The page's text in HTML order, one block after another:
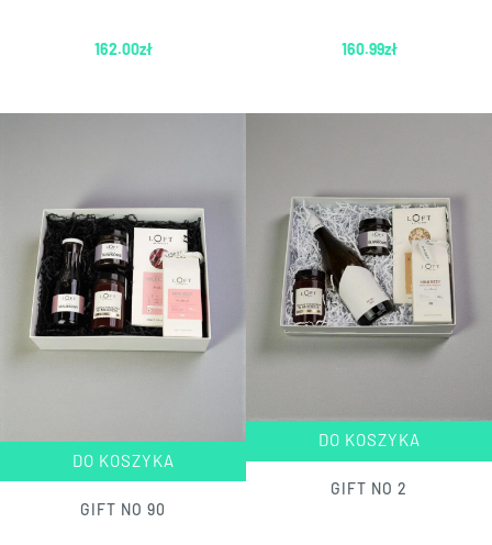
162.00zł 160.99zł
DO KOSZYKA
GIFT NO 90
DO KOSZYKA
GIFT NO 2